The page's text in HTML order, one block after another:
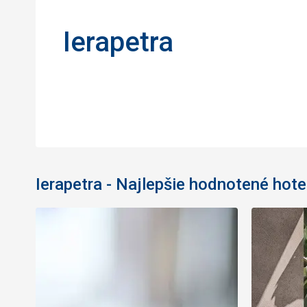
Ierapetra
Ierapetra - Najlepšie hodnotené